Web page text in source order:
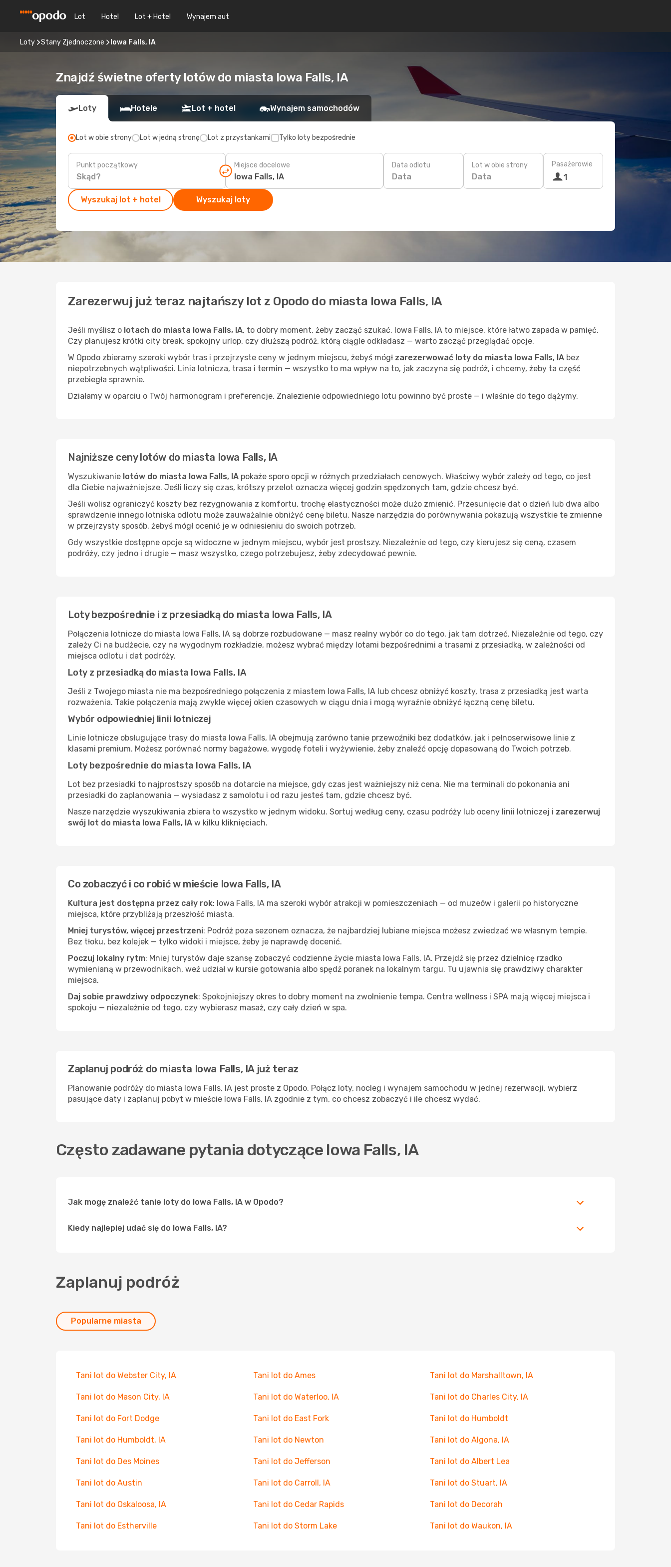
Lot Hotel Lot + Hotel Wynajem aut
Loty Stany Zjednoczone Iowa Falls, IA
Znajdź świetne oferty lotów do miasta Iowa Falls, IA
Loty Hotele Lot + hotel Wynajem samochodów
Lot w obie strony Lot w jedną stronę Lot z przystankami Tylko loty bezpośrednie
Punkt początkowy Miejsce docelowe Data odlotu
Data
Lot w obie strony
Data
Pasażerowie
1
Wyszukaj lot + hotel Wyszukaj loty
Zarezerwuj już teraz najtańszy lot z Opodo do miasta Iowa Falls, IA
Jeśli myślisz o lotach do miasta Iowa Falls, IA, to dobry moment, żeby zacząć szukać. Iowa Falls, IA to miejsce, które łatwo zapada w pamięć.
Czy planujesz krótki city break, spokojny urlop, czy dłuższą podróż, którą ciągle odkładasz — warto zacząć przeglądać opcje.
W Opodo zbieramy szeroki wybór tras i przejrzyste ceny w jednym miejscu, żebyś mógł zarezerwować loty do miasta Iowa Falls, IA bez
niepotrzebnych wątpliwości. Linia lotnicza, trasa i termin — wszystko to ma wpływ na to, jak zaczyna się podróż, i chcemy, żeby ta część
przebiegła sprawnie.
Działamy w oparciu o Twój harmonogram i preferencje. Znalezienie odpowiedniego lotu powinno być proste — i właśnie do tego dążymy.
Najniższe ceny lotów do miasta Iowa Falls, IA
Wyszukiwanie lotów do miasta Iowa Falls, IA pokaże sporo opcji w różnych przedziałach cenowych. Właściwy wybór zależy od tego, co jest
dla Ciebie najważniejsze. Jeśli liczy się czas, krótszy przelot oznacza więcej godzin spędzonych tam, gdzie chcesz być.
Jeśli wolisz ograniczyć koszty bez rezygnowania z komfortu, trochę elastyczności może dużo zmienić. Przesunięcie dat o dzień lub dwa albo
sprawdzenie innego lotniska odlotu może zauważalnie obniżyć cenę biletu. Nasze narzędzia do porównywania pokazują wszystkie te zmienne
w przejrzysty sposób, żebyś mógł ocenić je w odniesieniu do swoich potrzeb.
Gdy wszystkie dostępne opcje są widoczne w jednym miejscu, wybór jest prostszy. Niezależnie od tego, czy kierujesz się ceną, czasem
podróży, czy jedno i drugie — masz wszystko, czego potrzebujesz, żeby zdecydować pewnie.
Loty bezpośrednie i z przesiadką do miasta Iowa Falls, IA
Połączenia lotnicze do miasta Iowa Falls, IA są dobrze rozbudowane — masz realny wybór co do tego, jak tam dotrzeć. Niezależnie od tego, czy
zależy Ci na budżecie, czy na wygodnym rozkładzie, możesz wybrać między lotami bezpośrednimi a trasami z przesiadką, w zależności od
miejsca odlotu i dat podróży.
Loty z przesiadką do miasta Iowa Falls, IA
Jeśli z Twojego miasta nie ma bezpośredniego połączenia z miastem Iowa Falls, IA lub chcesz obniżyć koszty, trasa z przesiadką jest warta
rozważenia. Takie połączenia mają zwykle więcej okien czasowych w ciągu dnia i mogą wyraźnie obniżyć łączną cenę biletu.
Wybór odpowiedniej linii lotniczej
Linie lotnicze obsługujące trasy do miasta Iowa Falls, IA obejmują zarówno tanie przewoźniki bez dodatków, jak i pełnoserwisowe linie z
klasami premium. Możesz porównać normy bagażowe, wygodę foteli i wyżywienie, żeby znaleźć opcję dopasowaną do Twoich potrzeb.
Loty bezpośrednie do miasta Iowa Falls, IA
Lot bez przesiadki to najprostszy sposób na dotarcie na miejsce, gdy czas jest ważniejszy niż cena. Nie ma terminali do pokonania ani
przesiadki do zaplanowania — wysiadasz z samolotu i od razu jesteś tam, gdzie chcesz być.
Nasze narzędzie wyszukiwania zbiera to wszystko w jednym widoku. Sortuj według ceny, czasu podróży lub oceny linii lotniczej i zarezerwuj
swój lot do miasta Iowa Falls, IA w kilku kliknięciach.
Co zobaczyć i co robić w mieście Iowa Falls, IA
Kultura jest dostępna przez cały rok: Iowa Falls, IA ma szeroki wybór atrakcji w pomieszczeniach — od muzeów i galerii po historyczne
miejsca, które przybliżają przeszłość miasta.
Mniej turystów, więcej przestrzeni: Podróż poza sezonem oznacza, że najbardziej lubiane miejsca możesz zwiedzać we własnym tempie.
Bez tłoku, bez kolejek — tylko widoki i miejsce, żeby je naprawdę docenić.
Poczuj lokalny rytm: Mniej turystów daje szansę zobaczyć codzienne życie miasta Iowa Falls, IA. Przejdź się przez dzielnicę rzadko
wymienianą w przewodnikach, weź udział w kursie gotowania albo spędź poranek na lokalnym targu. Tu ujawnia się prawdziwy charakter
miejsca.
Daj sobie prawdziwy odpoczynek: Spokojniejszy okres to dobry moment na zwolnienie tempa. Centra wellness i SPA mają więcej miejsca i
spokoju — niezależnie od tego, czy wybierasz masaż, czy cały dzień w spa.
Zaplanuj podróż do miasta Iowa Falls, IA już teraz
Planowanie podróży do miasta Iowa Falls, IA jest proste z Opodo. Połącz loty, nocleg i wynajem samochodu w jednej rezerwacji, wybierz
pasujące daty i zaplanuj pobyt w mieście Iowa Falls, IA zgodnie z tym, co chcesz zobaczyć i ile chcesz wydać.
Często zadawane pytania dotyczące Iowa Falls, IA
Jak mogę znaleźć tanie loty do Iowa Falls, IA w Opodo?
Kiedy najlepiej udać się do Iowa Falls, IA?
Zaplanuj podróż
Popularne miasta
Tani lot do Webster City, IA Tani lot do Ames Tani lot do Marshalltown, IA
Tani lot do Mason City, IA Tani lot do Waterloo, IA Tani lot do Charles City, IA
Tani lot do Fort Dodge Tani lot do East Fork Tani lot do Humboldt
Tani lot do Humboldt, IA Tani lot do Newton Tani lot do Algona, IA
Tani lot do Des Moines Tani lot do Jefferson Tani lot do Albert Lea
Tani lot do Austin Tani lot do Carroll, IA Tani lot do Stuart, IA
Tani lot do Oskaloosa, IA Tani lot do Cedar Rapids Tani lot do Decorah
Tani lot do Estherville Tani lot do Storm Lake Tani lot do Waukon, IA